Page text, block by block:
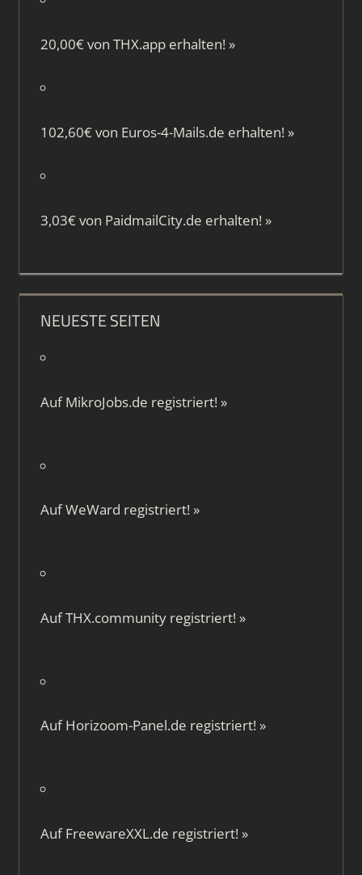
20,00€ von THX.apperhalten! »
102,60€ von Euros-4-Mails.de erhalten! »
3,03€ von PaidmailCity.de erhalten! »
NEUESTE SEITEN
AufMikroJobs.de registriert! »
AufWeWard registriert! »
AufTHX.communityregistriert! »
AufHorizoom-Panel.de registriert! »
AufFreewareXXL.de registriert! »